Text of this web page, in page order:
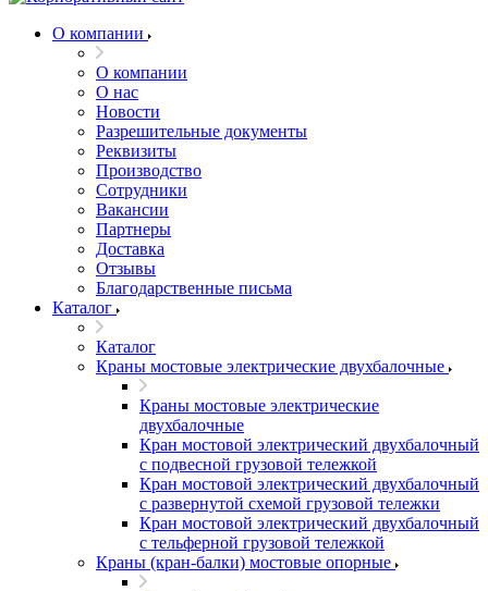
О компании
О компании
О нас
Новости
Разрешительные документы
Реквизиты
Производство
Сотрудники
Вакансии
Партнеры
Доставка
Отзывы
Благодарственные письма
Каталог
Каталог
Краны мостовые электрические двухбалочные
Краны мостовые электрические
двухбалочные
Кран мостовой электрический двухбалочный
с подвесной грузовой тележкой
Кран мостовой электрический двухбалочный
с развернутой схемой грузовой тележки
Кран мостовой электрический двухбалочный
с тельферной грузовой тележкой
Краны (кран-балки) мостовые опорные